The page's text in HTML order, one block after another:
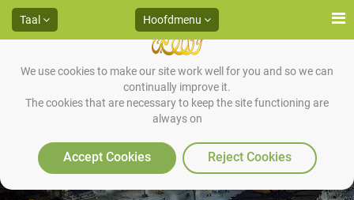
We use cookies to make our site work well for you and so we can
continually improve it.
The cookies that are necessary to keep the site functioning are
always on
Accept Cookies Reject Cookies
Taal Hoofdmenu
Mannen regeren over vrouwen